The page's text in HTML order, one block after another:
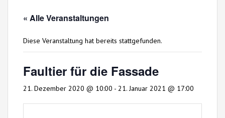
« Alle Veranstaltungen
Diese Veranstaltung hat bereits stattgefunden.
Faultier für die Fassade
21. Dezember 2020 @ 10:00 - 21. Januar 2021 @ 17:00